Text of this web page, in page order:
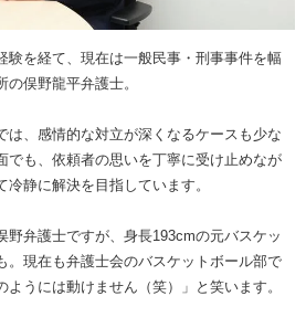
験を経て、現在は一般民事・刑事事件を幅
俣野龍平弁護士。
は、感情的な対立が深くなるケースも少な
でも、依頼者の思いを丁寧に受け止めなが
静に解決を目指しています。
野弁護士ですが、身長193cmの元バスケッ
。現在も弁護士会のバスケットボール部で
うには動けません（笑）」と笑います。